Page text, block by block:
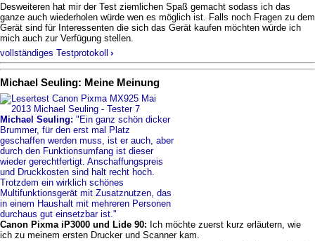
Desweiteren hat mir der Test ziemlichen Spaß gemacht sodass ich das
ganze auch wiederholen würde wen es möglich ist. Falls noch Fragen zu dem
Gerät sind für Interessenten die sich das Gerät kaufen möchten würde ich
mich auch zur Verfügung stellen.
vollständiges Testprotokoll ›
Michael Seuling: Meine Meinung
Michael Seuling: "Ein ganz schön dicker
Brummer, für den erst mal Platz
geschaffen werden muss, ist er auch, aber
durch den Funktionsumfang ist dieser
wieder gerechtfertigt. Anschaffungspreis
und Druckkosten sind halt recht hoch.
Trotzdem ein wirklich schönes
Multifunktionsgerät mit Zusatznutzen, das
in einem Haushalt mit mehreren Personen
durchaus gut einsetzbar ist."
Canon Pixma iP3000 und Lide 90: Ich möchte zuerst kurz erläutern, wie
ich zu meinem ersten Drucker und Scanner kam.